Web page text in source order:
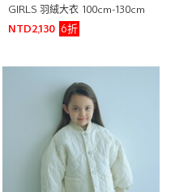
GIRLS 羽絨大衣 100cm-130cm
NTD2,130
6折